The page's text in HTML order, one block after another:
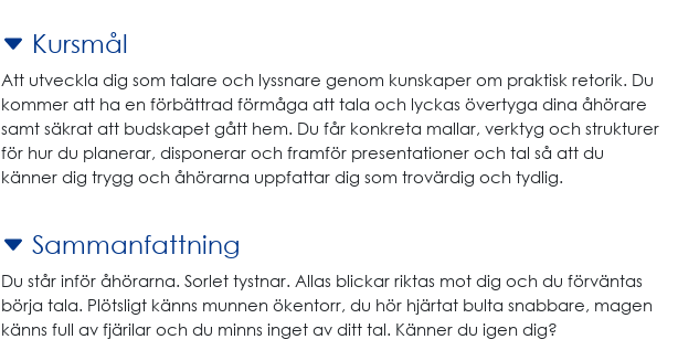
Kursmål
Att utveckla dig som talare och lyssnare genom kunskaper om praktisk retorik. Du
kommer att ha en förbättrad förmåga att tala och lyckas övertyga dina åhörare
samt säkrat att budskapet gått hem. Du får konkreta mallar, verktyg och strukturer
för hur du planerar, disponerar och framför presentationer och tal så att du
känner dig trygg och åhörarna uppfattar dig som trovärdig och tydlig.
Sammanfattning
Du står inför åhörarna. Sorlet tystnar. Allas blickar riktas mot dig och du förväntas
börja tala. Plötsligt känns munnen ökentorr, du hör hjärtat bulta snabbare, magen
känns full av fjärilar och du minns inget av ditt tal. Känner du igen dig?